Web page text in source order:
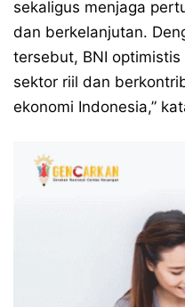
sekaligus menjaga
dan berkelanjutan.
tersebut, BNI
sektor riil dan
ekonomi Indonesia,”